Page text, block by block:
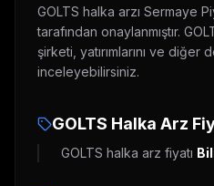
GOLTS halka arzı Sermaye
tarafından onaylanmıştır.
şirketi, yatırımlarını ve diğer
inceleyebilirsiniz.
GOLTS Halka Arz
GOLTS halka arz fiyatı